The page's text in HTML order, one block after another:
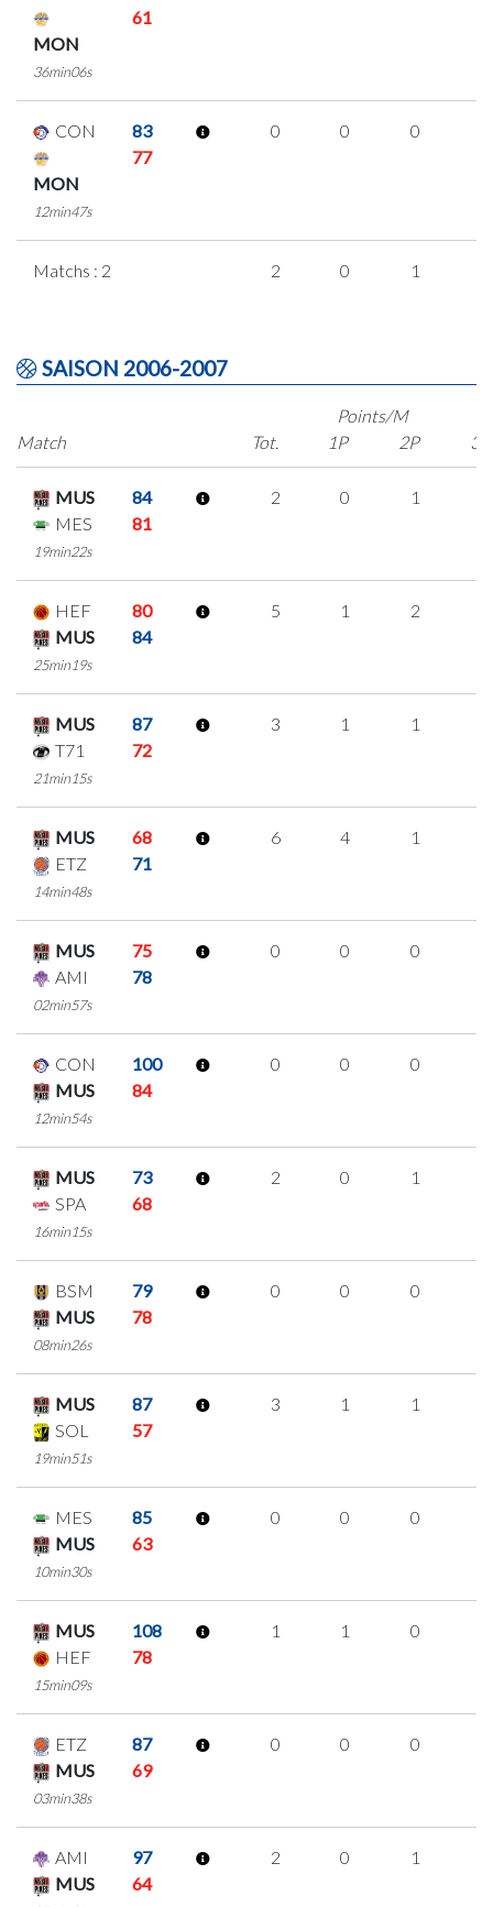
MON
61
36min06s
CON 83
MON
77
12min47s
0 0 0
Matchs : 2 2 0 1
SAISON 2006-2007
Match
Points/M
Tot.
1P 2P 3P
MUS
84
MES
81
19min22s
2 0 1
HEF
80
MUS
84
25min19s
5 1 2
MUS
87
T71
72
21min15s
3 1 1
MUS
68
ETZ
71
14min48s
6 4 1
MUS
75
AMI
78
02min57s
0 0 0
CON
100
MUS
84
12min54s
0 0 0
MUS
73
SPA
68
16min15s
2 0 1
BSM
79
MUS
78
08min26s
0 0 0
MUS
87
SOL
57
19min51s
3 1 1
MES
85
MUS
63
10min30s
0 0 0
MUS
108
HEF
78
15min09s
1 1 0
ETZ
87
MUS
69
03min38s
0 0 0
AMI
97
MUS
64
2 0 1